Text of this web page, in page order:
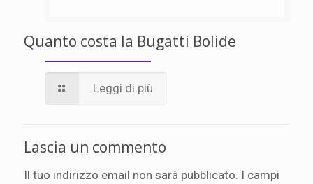
Quanto costa la Bugatti Bolide
Leggi di più
Lascia un commento
Il tuo indirizzo email non sarà pubblicato. I campi